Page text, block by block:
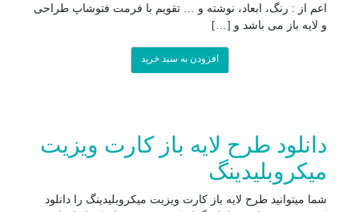
اعم از : رنگ، ابعاد، نوشته و … تقویم با فرمت فتوشاپ طراحی
و لایه باز می باشد و […]
افزودن به سبد خرید
دانلود طرح لایه باز کارت ویزیت
میکروبلیدینگ
شما میتوانید طرح لایه باز کارت ویزیت میکروبلیدینگ را دانلود